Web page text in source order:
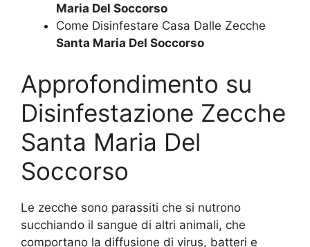
Maria Del Soccorso
Come Disinfestare Casa Dalle Zecche
Santa Maria Del Soccorso
Approfondimento su
Disinfestazione Zecche
Santa Maria Del
Soccorso
Le zecche sono parassiti che si nutrono
succhiando il sangue di altri animali, che
comportano la diffusione di virus, batteri e